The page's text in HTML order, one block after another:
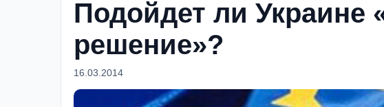
Подойдет ли Украине
решение»?
16.03.2014